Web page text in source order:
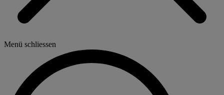
Menü schliessen